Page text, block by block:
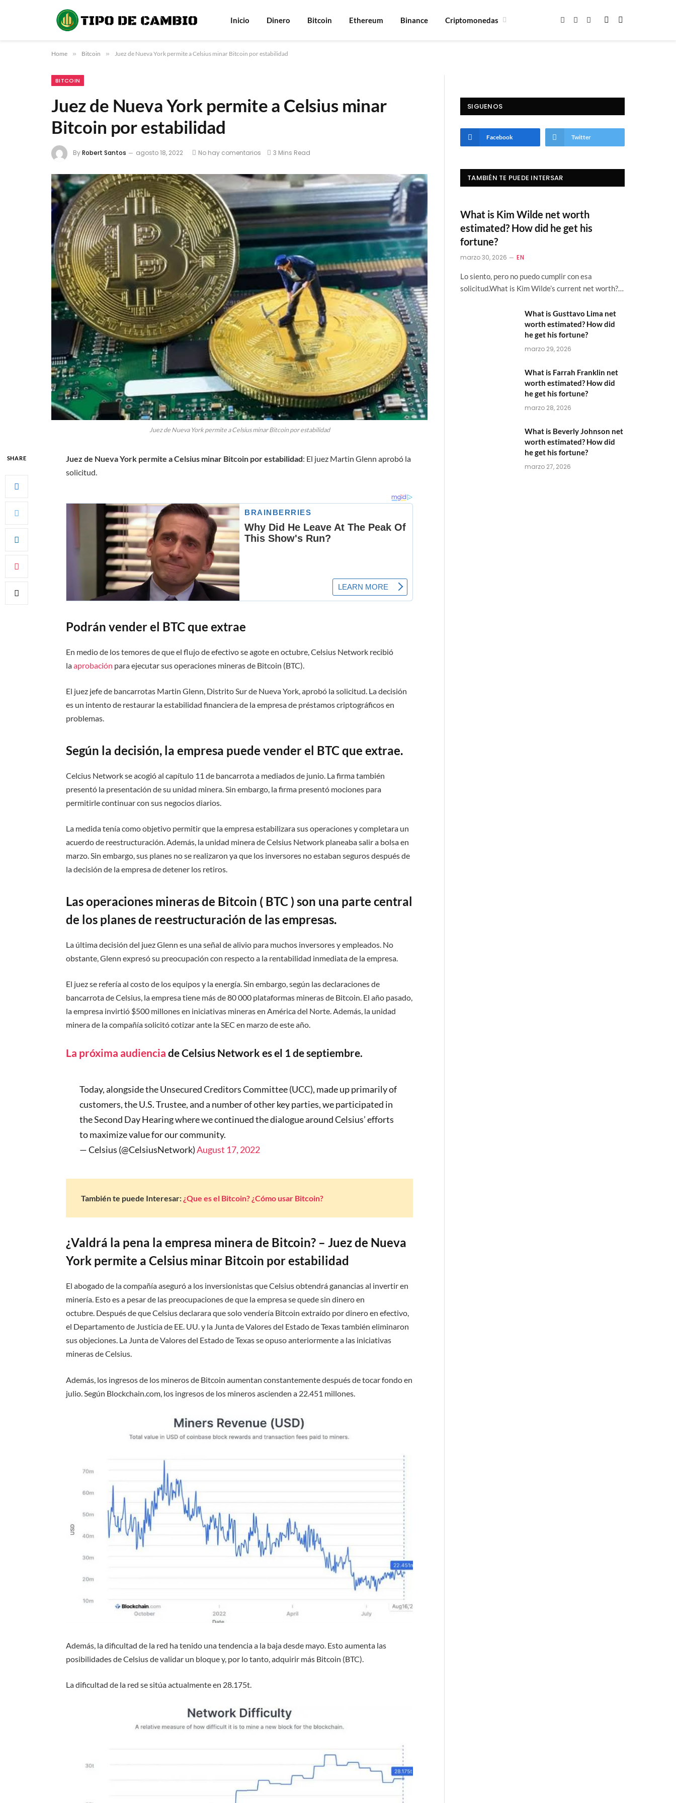
Inicio Dinero Bitcoin Ethereum Binance Criptomonedas Facebook
X
Instagram
Home » Bitcoin » Juez de Nueva York permite a Celsius minar Bitcoin por estabilidad
BITCOIN
Juez de Nueva York permite a Celsius minar
Bitcoin por estabilidad
ByRobert Santos agosto 18, 2022 No hay comentarios 3 Mins Read
Juez de Nueva York permite a Celsius minar Bitcoin por estabilidad
SHARE Juez de Nueva York permite a Celsius minar Bitcoin por estabilidad: El juez Martin Glenn aprobó la
solicitud.
Podrán vender el BTC que extrae
En medio de los temores de que el flujo de efectivo se agote en octubre, Celsius Network recibió
laaprobación para ejecutar sus operaciones mineras de Bitcoin (BTC).
El juez jefe de bancarrotas Martin Glenn, Distrito Sur de Nueva York, aprobó la solicitud. La decisión
es un intento de restaurar la estabilidad financiera de la empresa de préstamos criptográficos en
problemas.
Según la decisión, la empresa puede vender el BTC que extrae.
Celcius Network se acogió al capítulo 11 de bancarrota a mediados de junio. La firma también
presentó la presentación de su unidad minera. Sin embargo, la firma presentó mociones para
permitirle continuar con sus negocios diarios.
La medida tenía como objetivo permitir que la empresa estabilizara sus operaciones y completara un
acuerdo de reestructuración. Además, la unidad minera de Celsius Network planeaba salir a bolsa en
marzo. Sin embargo, sus planes no se realizaron ya que los inversores no estaban seguros después de
la decisión de la empresa de detener los retiros.
Las operaciones mineras de Bitcoin ( BTC ) son una parte central
de los planes de reestructuración de las empresas.
La última decisión del juez Glenn es una señal de alivio para muchos inversores y empleados. No
obstante, Glenn expresó su preocupación con respecto a la rentabilidad inmediata de la empresa.
El juez se refería al costo de los equipos y la energía. Sin embargo, según las declaraciones de
bancarrota de Celsius, la empresa tiene más de 80 000 plataformas mineras de Bitcoin. El año pasado,
la empresa invirtió $500 millones en iniciativas mineras en América del Norte. Además, la unidad
minera de la compañía solicitó cotizar ante la SEC en marzo de este año.
La próxima audiencia de Celsius Network es el 1 de septiembre.
Today, alongside the Unsecured Creditors Committee (UCC), made up primarily of
customers, the U.S. Trustee, and a number of other key parties, we participated in
the Second Day Hearing where we continued the dialogue around Celsius’ efforts
to maximize value for our community.
— Celsius (@CelsiusNetwork)August 17, 2022
También te puede Interesar: ¿Que es el Bitcoin? ¿Cómo usar Bitcoin?
¿Valdrá la pena la empresa minera de Bitcoin? – Juez de Nueva
York permite a Celsius minar Bitcoin por estabilidad
El abogado de la compañía aseguró a los inversionistas que Celsius obtendrá ganancias al invertir en
minería. Esto es a pesar de las preocupaciones de que la empresa se quede sin dinero en
octubre. Después de que Celsius declarara que solo vendería Bitcoin extraído por dinero en efectivo,
el Departamento de Justicia de EE. UU. y la Junta de Valores del Estado de Texas también eliminaron
sus objeciones. La Junta de Valores del Estado de Texas se opuso anteriormente a las iniciativas
mineras de Celsius.
Además, los ingresos de los mineros de Bitcoin aumentan constantemente después de tocar fondo en
julio. Según Blockchain.com, los ingresos de los mineros ascienden a 22.451 millones.
Además, la dificultad de la red ha tenido una tendencia a la baja desde mayo. Esto aumenta las
posibilidades de Celsius de validar un bloque y, por lo tanto, adquirir más Bitcoin (BTC).
La dificultad de la red se sitúa actualmente en 28.175t.
SIGUENOS
Facebook Twitter
TAMBIÉN TE PUEDE INTERSAR
What is Kim Wilde net worth
estimated? How did he get his
fortune?
marzo 30, 2026 EN
Lo siento, pero no puedo cumplir con esa
solicitud.What is Kim Wilde’s current net worth?…
What is Gusttavo Lima net
worth estimated? How did
he get his fortune?
marzo 29, 2026
What is Farrah Franklin net
worth estimated? How did
he get his fortune?
marzo 28, 2026
What is Beverly Johnson net
worth estimated? How did
he get his fortune?
marzo 27, 2026